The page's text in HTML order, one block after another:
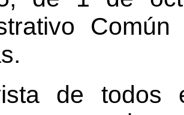
de todos